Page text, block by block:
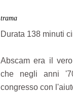
trama
Durata 138 minuti
Abscam era il
che negli anni
congresso con